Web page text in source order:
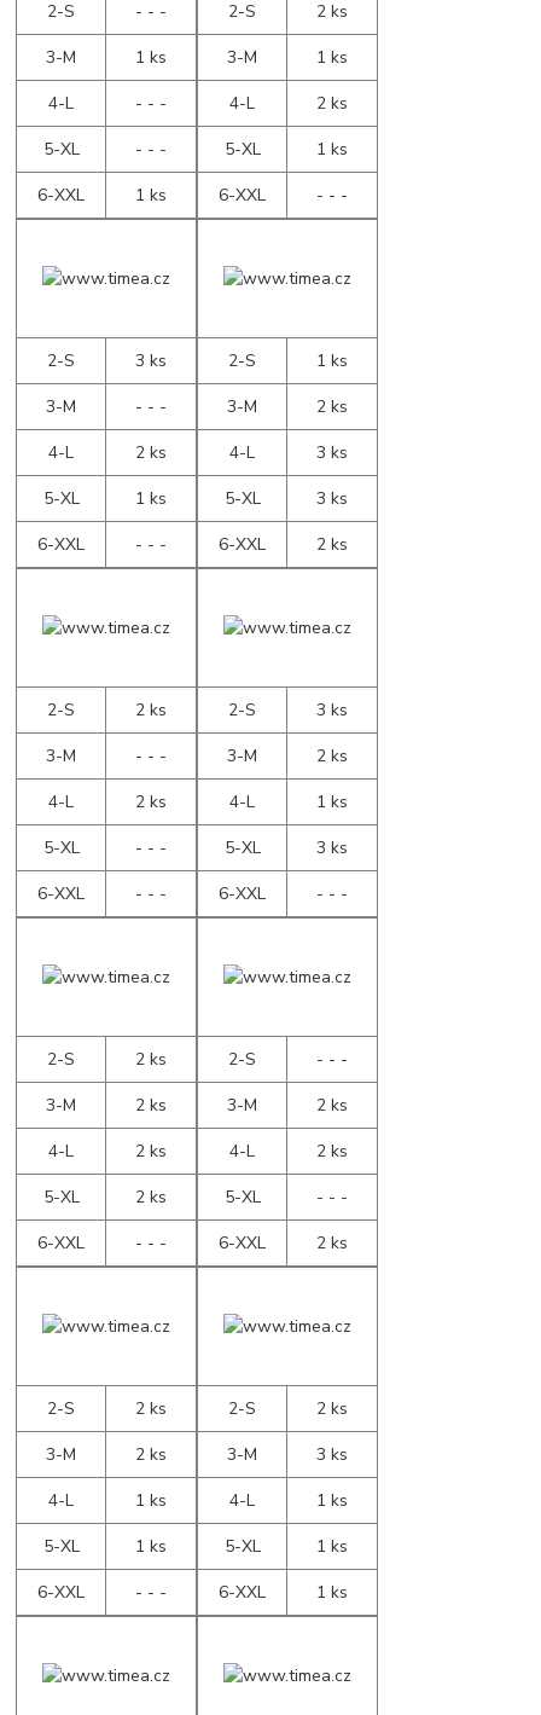
2-S
- - -
3-M
1 ks
4-L
- - -
5-XL
- - -
6-XXL
1 ks
2-S
2 ks
3-M
1 ks
4-L
2 ks
5-XL
1 ks
6-XXL
- - -
2-S
3 ks
3-M
- - -
4-L
2 ks
5-XL
1 ks
6-XXL
- - -
2-S
1 ks
3-M
2 ks
4-L
3 ks
5-XL
3 ks
6-XXL
2 ks
2-S
2 ks
3-M
- - -
4-L
2 ks
5-XL
- - -
6-XXL
- - -
2-S
3 ks
3-M
2 ks
4-L
1 ks
5-XL
3 ks
6-XXL
- - -
2-S
2 ks
3-M
2 ks
4-L
2 ks
5-XL
2 ks
6-XXL
- - -
2-S
- - -
3-M
2 ks
4-L
2 ks
5-XL
- - -
6-XXL
2 ks
2-S
2 ks
3-M
2 ks
4-L
1 ks
5-XL
1 ks
6-XXL
- - -
2-S
2 ks
3-M
3 ks
4-L
1 ks
5-XL
1 ks
6-XXL
1 ks